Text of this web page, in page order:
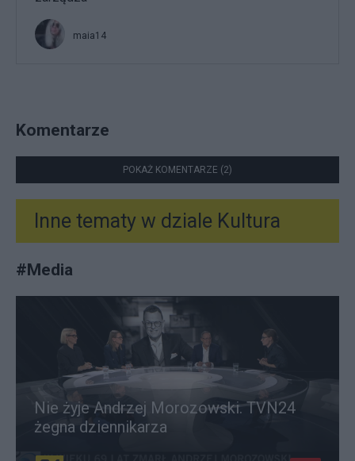
maia14
Komentarze
POKAŻ KOMENTARZE (2)
Inne tematy w dziale Kultura
#Media
Nie żyje Andrzej Morozowski. TVN24
żegna dziennikarza